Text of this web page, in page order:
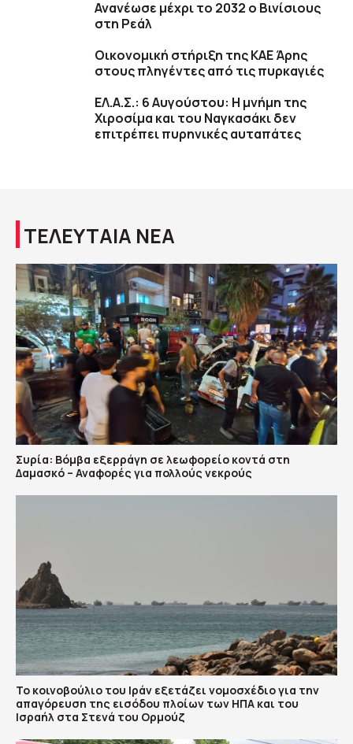
Ανανέωσε μέχρι το 2032 ο Βινίσιους
στη Ρεάλ
Οικονομική στήριξη της ΚΑΕ Άρης
στους πληγέντες από τις πυρκαγιές
ΕΛ.Α.Σ.: 6 Αυγούστου: Η μνήμη της
Χιροσίμα και του Ναγκασάκι δεν
επιτρέπει πυρηνικές αυταπάτες
ΤΕΛΕΥΤΑΙΑ ΝΕΑ
Συρία: Βόμβα εξερράγη σε λεωφορείο κοντά στη
Δαμασκό – Αναφορές για πολλούς νεκρούς
To κοινοβούλιο του Ιράν εξετάζει νομοσχέδιο για την
απαγόρευση της εισόδου πλοίων των ΗΠΑ και του
Ισραήλ στα Στενά του Ορμούζ